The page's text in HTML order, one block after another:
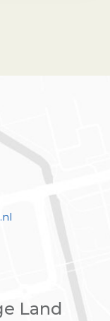
Land